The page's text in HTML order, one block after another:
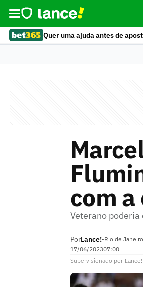
Quer uma ajuda antes de
com a
Veterano poderia
PorLance!•Rio de
17/06/202307:00
Supervisionado por Lance!